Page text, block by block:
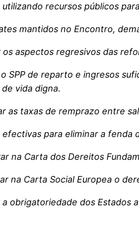
recursos públicos
mantidos no Encontro,
os aspectos regresivos das
SPP de reparto e ingresos
vida digna.
as taxas de remprazo entre
efectivas para eliminar a fenda
na Carta dos Dereitos
na Carta Social Europea o
a obrigatoriedade dos Estados